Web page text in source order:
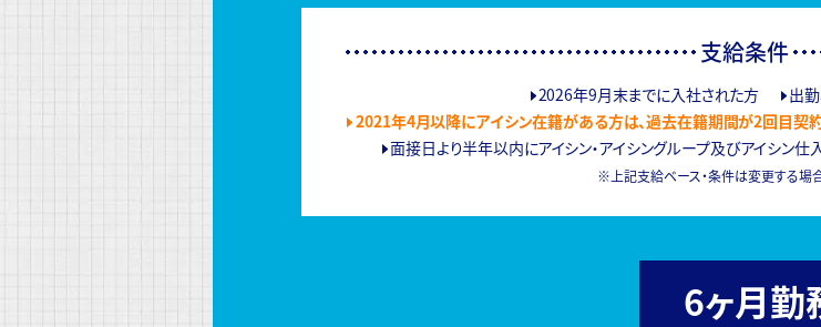
支給条件
2026年9月末までに入社された方
出
2021年4月以降にアイシン在籍がある方は、過去在籍期間が2回目契
面接日より半年以内にアイシン・アイシングループ及びアイシン
上記支給ベース・条件は変更する場
6ヶ月勤